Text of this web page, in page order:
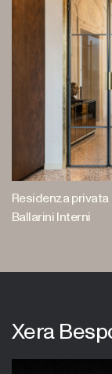
Residenza
Ballarini Interni
Xera